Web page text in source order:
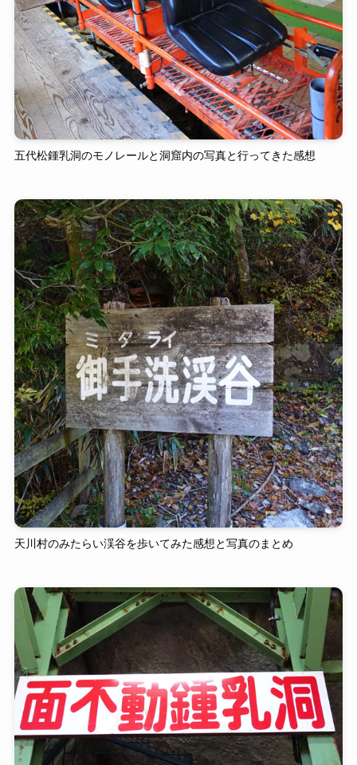
五代松鍾乳洞のモノレールと洞窟内の写真と行ってきた感想
天川村のみたらい渓谷を歩いてみた感想と写真のまとめ